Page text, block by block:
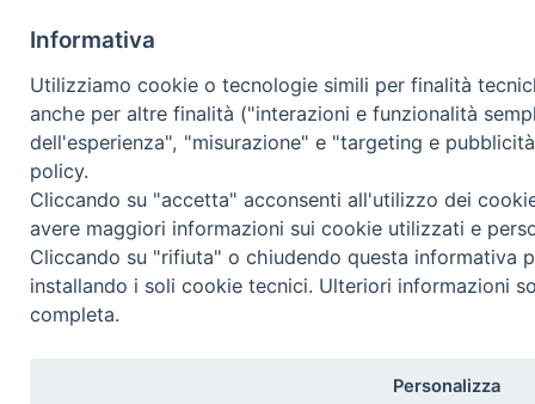
Informativa
Utilizziamo cookie o tecnologie simili per finalità
anche per altre finalità ("interazioni e funzionalità
dell'esperienza", "misurazione" e "targeting e
policy.
Cliccando su "accetta" acconsenti all'utilizzo dei
avere maggiori informazioni sui cookie utilizzati e
Cliccando su "rifiuta" o chiudendo questa informativa
installando i soli cookie tecnici. Ulteriori informazioni
completa.
Personalizza